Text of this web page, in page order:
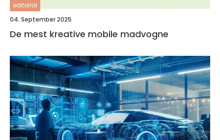
editorial
04. September 2025
De mest kreative mobile madvogne